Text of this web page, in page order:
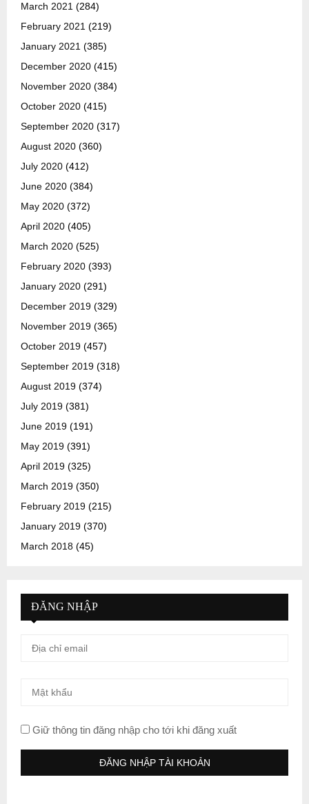
March 2021 (284)
February 2021 (219)
January 2021 (385)
December 2020 (415)
November 2020 (384)
October 2020 (415)
September 2020 (317)
August 2020 (360)
July 2020 (412)
June 2020 (384)
May 2020 (372)
April 2020 (405)
March 2020 (525)
February 2020 (393)
January 2020 (291)
December 2019 (329)
November 2019 (365)
October 2019 (457)
September 2019 (318)
August 2019 (374)
July 2019 (381)
June 2019 (191)
May 2019 (391)
April 2019 (325)
March 2019 (350)
February 2019 (215)
January 2019 (370)
March 2018 (45)
ĐĂNG NHẬP
Giữ thông tin đăng nhập cho tới khi đăng xuất